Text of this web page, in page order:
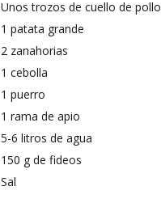
Unos trozos de cuello de pollo
1 patata grande
2 zanahorias
1 cebolla
1 puerro
1 rama de apio
5-6 litros de agua
150 g de fideos
Sal